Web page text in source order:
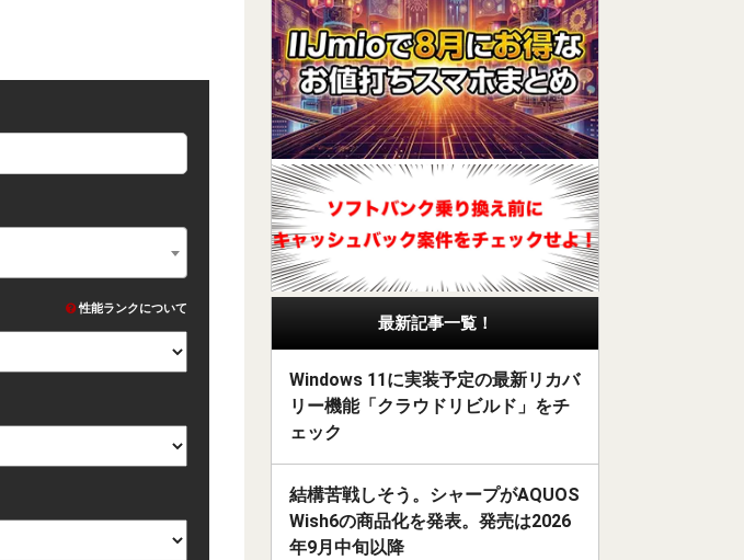
性能ランクについて
最新記事一覧！
Windows 11に実装予定の最新リカバ
リー機能「クラウドリビルド」をチ
ェック
結構苦戦しそう。シャープがAQUOS
Wish6の商品化を発表。発売は2026
年9月中旬以降